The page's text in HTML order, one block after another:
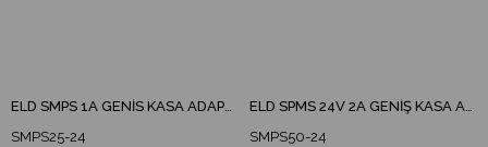
SMPS25-24
SMPS50-24